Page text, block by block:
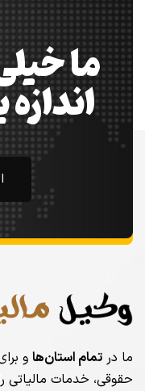
ما
ما در تمام استان‌ها و
حقوقی، خدمات مالیاتی